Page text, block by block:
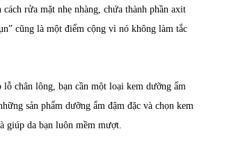
rửa mặt nhẹ nhàng, chứa thành phần axit
cũng là một điểm cộng vì nó không làm tắc
chân lông, bạn cần một loại kem dưỡng ẩm
sản phẩm dưỡng ẩm đậm đặc và chọn kem
giúp da bạn luôn mềm mượt.